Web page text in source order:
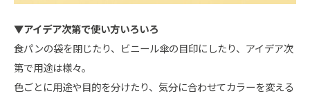
▼アイデア次第で使い方いろいろ
食パンの袋を閉じたり、ビニール傘の目印にしたり、アイデア次
第で用途は様々。
色ごとに用途や目的を分けたり、気分に合わせてカラーを変える